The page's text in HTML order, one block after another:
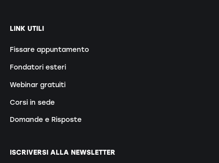
LINK UTILI
Fissare appuntamento
Fondatori esteri
Webinar gratuiti
Corsi in sede
Domande e Risposte
ISCRIVERSI ALLA NEWSLETTER